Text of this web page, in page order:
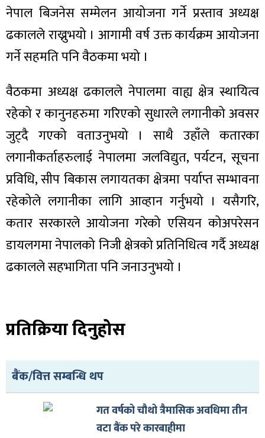
नेपाल बिजनेस सम्मेलन आयोजना गर्ने प्रस्ताव अध्यक्ष
ढकालले राख्नुभयो । आगामी वर्ष उक्त कार्यक्रम आयोजना
गर्ने सहमति पनि वैठकमा भयो ।
वैठकमा अध्यक्ष ढकालले नेपालमा वाह्य क्षेत्र स्थायित्व
रहेको र कानुनहरुमा गरिएको सुधारले लगानीको अवसर
जुट्दै गएको वताउनुभयो । साथै उहाँले कतारका
लगानीकर्ताहरुलाई नेपालमा जलविद्युत, पर्यटन, सूचना
प्रविधि, सीप बिकास लगायतका क्षेत्रमा पर्याप्त सम्भावना
रहेकोले लगानीका लागि आव्हान गर्नुभयो । यसैगरि,
कतार सरकारले आयोजना गरेको एसियन कोअपरेसन
डायलगमा नेपालको निजी क्षेत्रको प्रतिनिधित्व गर्दै अध्यक्ष
ढकालले सहभागिता पनि जनाउनुभयो ।
प्रतिक्रिया दिनुहोस
बैंक/वित्त सम्बन्धि थप
गत वर्षको चौथो त्रैमासिक अवधिमा तीन
वटा बैंक परे कारबाहीमा